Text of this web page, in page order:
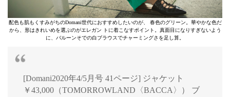
配色も肌もくすみがちのDomani世代におすすめしたいのが、 春色のグリーン。華やかな色だ
から、形はきれいめを選ぶのがエレガン トに着こなすポイント。真面目になりすぎないよう
に、バルーンそでの白ブラウスでチャーミングさを足し算。
[Domani2020年4/5月号 41ページ] ジャケット
￥43,000（TOMORROWLAND〈BACCA〉） ブ